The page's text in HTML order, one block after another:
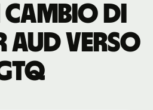
cambio di
verso